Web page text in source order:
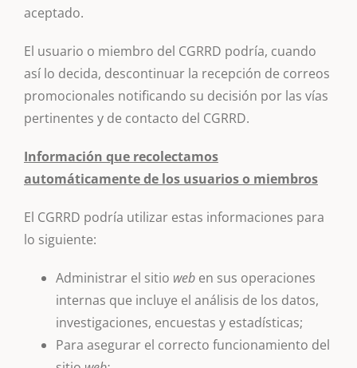
aceptado.
El usuario o miembro del CGRRD podría, cuando
así lo decida, descontinuar la recepción de correos
promocionales notificando su decisión por las vías
pertinentes y de contacto del CGRRD.
Información que recolectamos
automáticamente de los usuarios o miembros
El CGRRD podría utilizar estas informaciones para
lo siguiente:
Administrar el sitio weben sus operaciones
internas que incluye el análisis de los datos,
investigaciones, encuestas y estadísticas;
Para asegurar el correcto funcionamiento del